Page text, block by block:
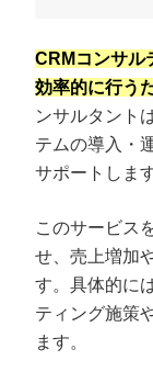
CRMコンサル
効率的に行う
ンサルタント
テムの導入・
サポートします
このサービス
せ、売上増加
す。具体的に
ティング施策
ます。